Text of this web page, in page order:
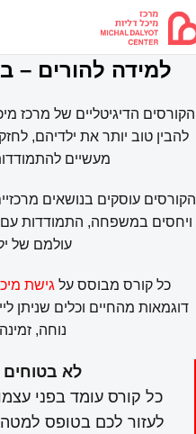
למידה להורים
הקורסים הדיגיטליים של מרכז
להבין טוב יותר את ילדיהם,
מעשיים
הקורסים עוסקים בנושאים
ויחסים במשפחה, התמודדות עם
עולמם של
כל קורס מבוסס על גישת
דוגמאות מהחיים וכלים שניתן
נוחה,
לא
כל קורס עומד בפני
לעזור לכם בטופס